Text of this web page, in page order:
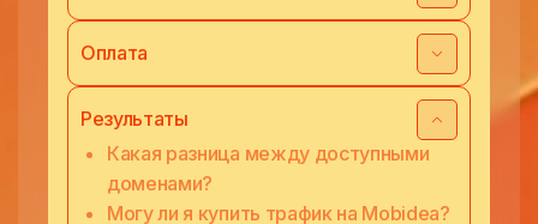
Оплата
Результаты
Какая разница между доступными
доменами?
Могу ли я купить трафик на Mobidea?